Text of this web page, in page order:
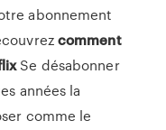
abonnement
comment
Se désabonner
années la
comme le